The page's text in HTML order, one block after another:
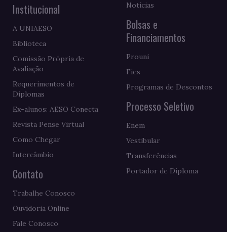
Institucional
A UNIAESO
Biblioteca
Comissão Própria de
Avaliação
Requerimentos de
Diplomas
Ex-alunos: AESO Conecta
Revista Pense Virtual
Como Chegar
Intercâmbio
Contato
Trabalhe Conosco
Ouvidoria Online
Fale Conosco
Notícias
Bolsas e
Financiamentos
Prouni
Fies
Programas de Descontos
Processo Seletivo
Enem
Vestibular
Transferências
Portador de Diploma